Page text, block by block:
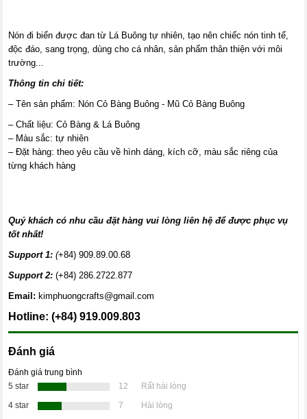
Nón đi biển được đan từ Lá Buông tự nhiên, tạo nên chiếc nón tinh tế,
độc đáo, sang trọng, dùng cho cá nhân, sản phẩm thân thiện với môi
trường...
Thông tin chi tiết:
– Tên sản phẩm: Nón Cỏ Bàng Buông - Mũ Cỏ Bàng Buông
– Chất liệu: Cỏ Bàng & Lá Buông
– Màu sắc: tự nhiên
– Đặt hàng: theo yêu cầu về hình dáng, kích cỡ, màu sắc riêng của
từng khách hàng
Quý khách có nhu cầu đặt hàng vui lòng liên hệ để được phục vụ
tốt nhất!
Support 1:(+84) 909.89.00.68
Support 2:(+84) 286.2722.877
Email: kimphuongcrafts@gmail.com
Hotline: (+84) 919.009.803
Đánh giá
Đánh giá trung bình
5 star
12
Rất hài lòng
4 star
7
Hài lòng